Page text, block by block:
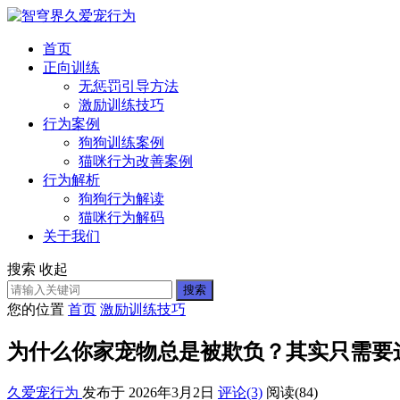
首页
正向训练
无惩罚引导方法
激励训练技巧
行为案例
狗狗训练案例
猫咪行为改善案例
行为解析
狗狗行为解读
猫咪行为解码
关于我们
搜索 收起
搜索
您的位置 首页 激励训练技巧
为什么你家宠物总是被欺负？其实只需要
久爱宠行为 发布于 2026年3月2日 评论(3) 阅读(84)